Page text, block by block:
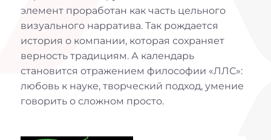
элемент проработан как часть цельного
визуального нарратива. Так рождается
история о компании, которая сохраняет
верность традициям. А календарь
становится отражением философии «ЛЛС»:
любовь к науке, творческий подход, умение
говорить о сложном просто.